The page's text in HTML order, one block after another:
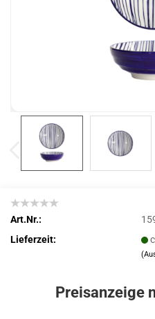
Art.Nr.:
Lieferzeit:
Preisanzeige